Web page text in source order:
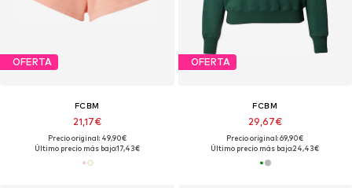
OFERTA
FCBM
21,17€
Precio original: 49,90€
Último precio más bajo:17,43€
OFERTA
FCBM
29,67€
Precio original: 69,90€
Último precio más bajo:24,43€